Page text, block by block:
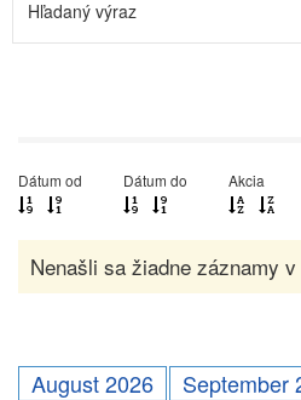
Dátum od Dátum do Akcia
Nenašli sa žiadne záznamy
August 2026 September